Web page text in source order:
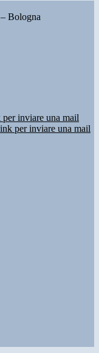
Bologna
inviare una mail
per inviare una mail